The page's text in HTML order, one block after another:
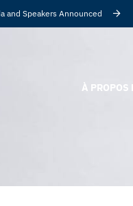
and Speakers Announced
À PROPOS